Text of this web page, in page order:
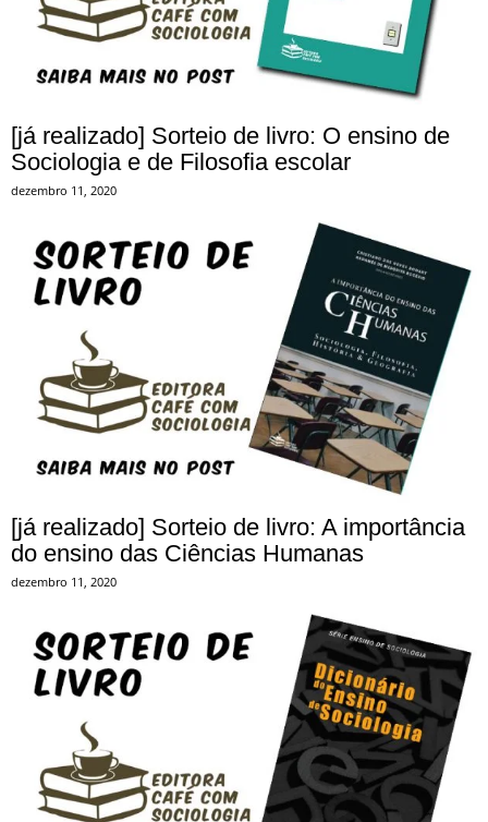
[já realizado] Sorteio de livro: O ensino de
Sociologia e de Filosofia escolar
dezembro 11, 2020
[já realizado] Sorteio de livro: A importância
do ensino das Ciências Humanas
dezembro 11, 2020